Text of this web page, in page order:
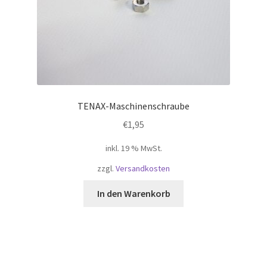
TENAX-Maschinenschraube
€1,95
inkl. 19 % MwSt.
zzgl. Versandkosten
In den Warenkorb